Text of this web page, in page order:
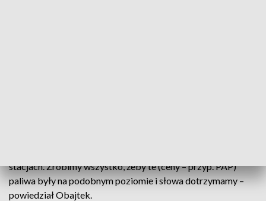
stacjach. Zrobimy wszystko, żeby te (ceny – przyp. PAP)
paliwa były na podobnym poziomie i słowa dotrzymamy –
powiedział Obajtek.